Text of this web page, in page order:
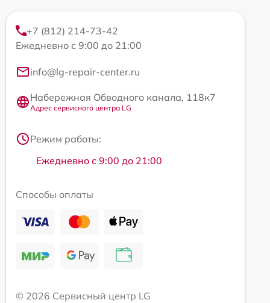
+7 (812) 214-73-42
Ежедневно с 9:00 до 21:00
info@lg-repair-center.ru
Набережная Обводного канала, 118к7
Адрес сервисного центра LG
Режим работы:
Ежедневно с 9:00 до 21:00
Способы оплаты
© 2026 Сервисный центр LG